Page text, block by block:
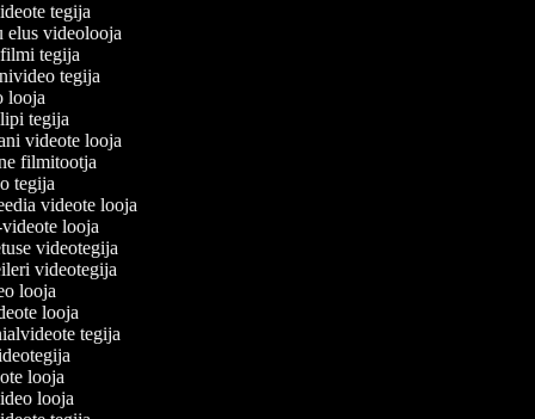
tegija
elus videolooja
filmi tegija
tegija
looja
tegija
videote looja
filmitootja
tegija
videote looja
videote looja
videotegija
videotegija
looja
looja
tegija
looja
looja